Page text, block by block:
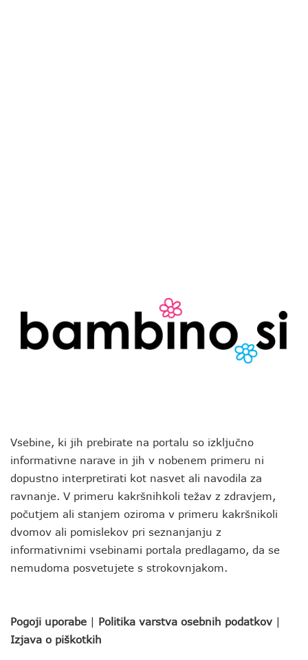
Vsebine, ki jih prebirate na portalu so izključno
informativne narave in jih v nobenem primeru ni
dopustno interpretirati kot nasvet ali navodila za
ravnanje. V primeru kakršnihkoli težav z zdravjem,
počutjem ali stanjem oziroma v primeru kakršnikoli
dvomov ali pomislekov pri seznanjanju z
informativnimi vsebinami portala predlagamo, da se
nemudoma posvetujete s strokovnjakom.
Pogoji uporabe | Politika varstva osebnih podatkov |
Izjava o piškotkih